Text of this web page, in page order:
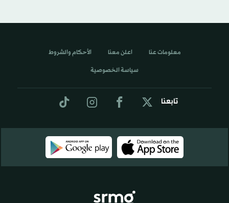
تابعنا
معلومات عنا اعلن معنا الأحكام والشروط
سياسة الخصوصية